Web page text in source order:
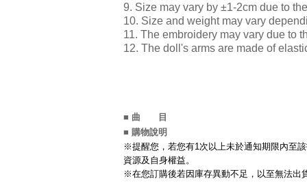
9. Size may vary by ±1-2cm due to
10. Size and weight may vary
11. The embroidery may vary due to
12. The doll's arms are made of
■ 曲 目
■ 購物說明
※提醒您，若您有1次以上未於通知期限內至
資源及自身權益。
※在您訂購後若因庫存異動不足，以至無法出